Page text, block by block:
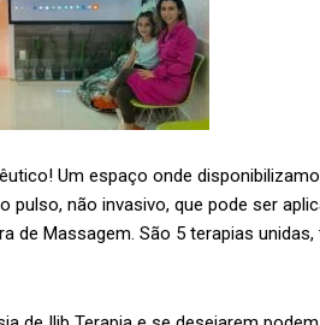
Um espaço onde
não invasivo, que pode ser
de Massagem. São 5 terapias